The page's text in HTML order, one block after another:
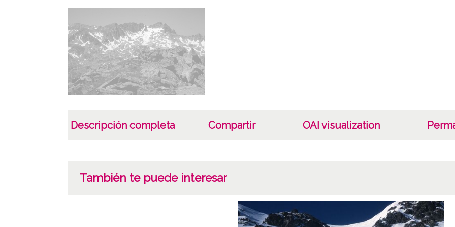
Descripción completa Compartir OAI visualization
También te puede interesar